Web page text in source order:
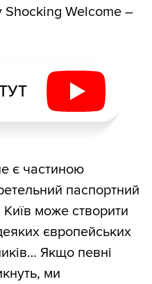
Shocking Welcome –
є частиною
паспортний
може створити
європейських
Якщо певні
ми